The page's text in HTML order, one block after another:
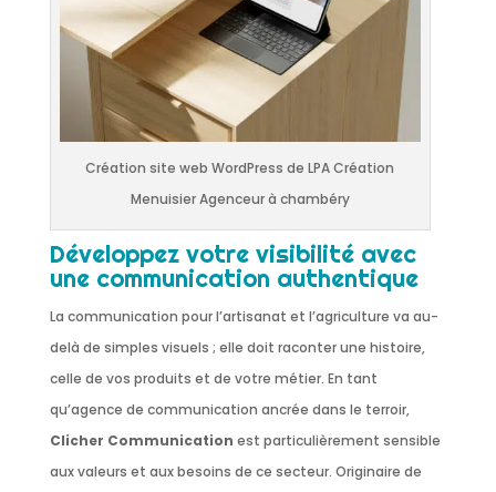
Création site web WordPress de LPA Création
Menuisier Agenceur à chambéry
Développez votre visibilité avec
une communication authentique
La communication pour l’artisanat et l’agriculture va au-
delà de simples visuels ; elle doit raconter une histoire,
celle de vos produits et de votre métier. En tant
qu’agence de communication ancrée dans le terroir,
Clicher Communication est particulièrement sensible
aux valeurs et aux besoins de ce secteur. Originaire de